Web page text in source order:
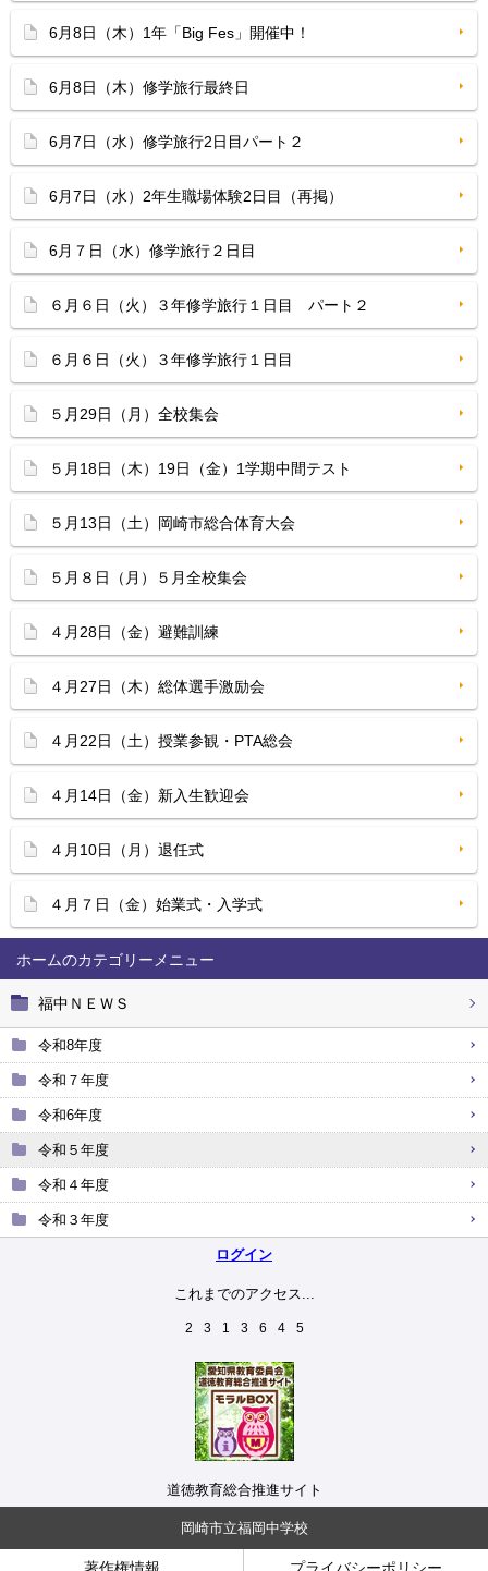
ホーム
福中ＮＥＷＳ
令和8年度
令和７年度
令和6年度
令和５年度
令和４年度
令和３年度
ログイン
これまでのアクセス...
2 3 1 3 6 4 5
道徳教育総合推進サイト
6月8日（木）1年「Big Fes」開催中！
6月8日（木）修学旅行最終日
6月7日（水）修学旅行2日目パート２
6月7日（水）2年生職場体験2日目（再掲）
6月７日（水）修学旅行２日目
６月６日（火）３年修学旅行１日目 パート２
６月６日（火）３年修学旅行１日目
５月29日（月）全校集会
５月18日（木）19日（金）1学期中間テスト
５月13日（土）岡崎市総合体育大会
５月８日（月）５月全校集会
４月28日（金）避難訓練
４月27日（木）総体選手激励会
４月22日（土）授業参観・PTA総会
４月14日（金）新入生歓迎会
４月10日（月）退任式
４月７日（金）始業式・入学式
岡崎市立福岡中学校
著作権情報 プライバシーポリシー